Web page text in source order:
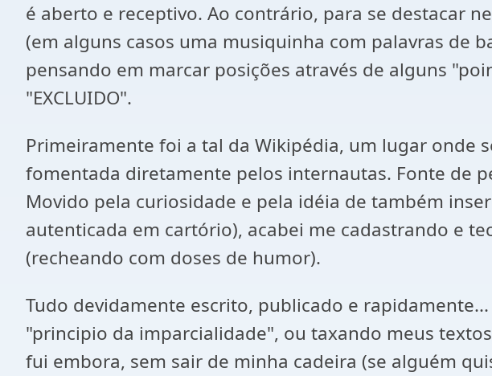
é aberto e receptivo. Ao contrário, para se destacar
(em alguns casos uma musiquinha com palavras de
pensando em marcar posições através de alguns
"EXCLUIDO".
Primeiramente foi a tal da Wikipédia, um lugar onde
fomentada diretamente pelos internautas. Fonte de
Movido pela curiosidade e pela idéia de também
autenticada em cartório), acabei me cadastrando e
(recheando com doses de humor).
Tudo devidamente escrito, publicado e
"principio da imparcialidade", ou taxando meus
fui embora, sem sair de minha cadeira (se alguém